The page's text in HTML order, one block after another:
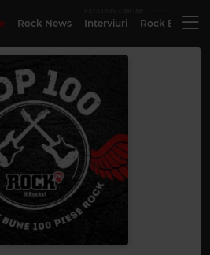
Rock News Interviuri Rock